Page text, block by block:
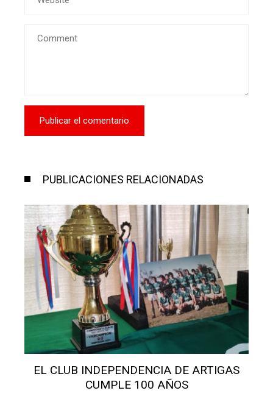
PUBLICACIONES RELACIONADAS
EL CLUB INDEPENDENCIA DE ARTIGAS
CUMPLE 100 AÑOS